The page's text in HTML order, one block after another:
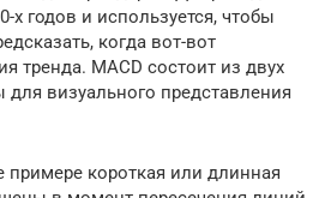
х годов и используется, чтобы
когда вот-вот
тренда. MACD состоит из двух
визуального представления
короткая или длинная